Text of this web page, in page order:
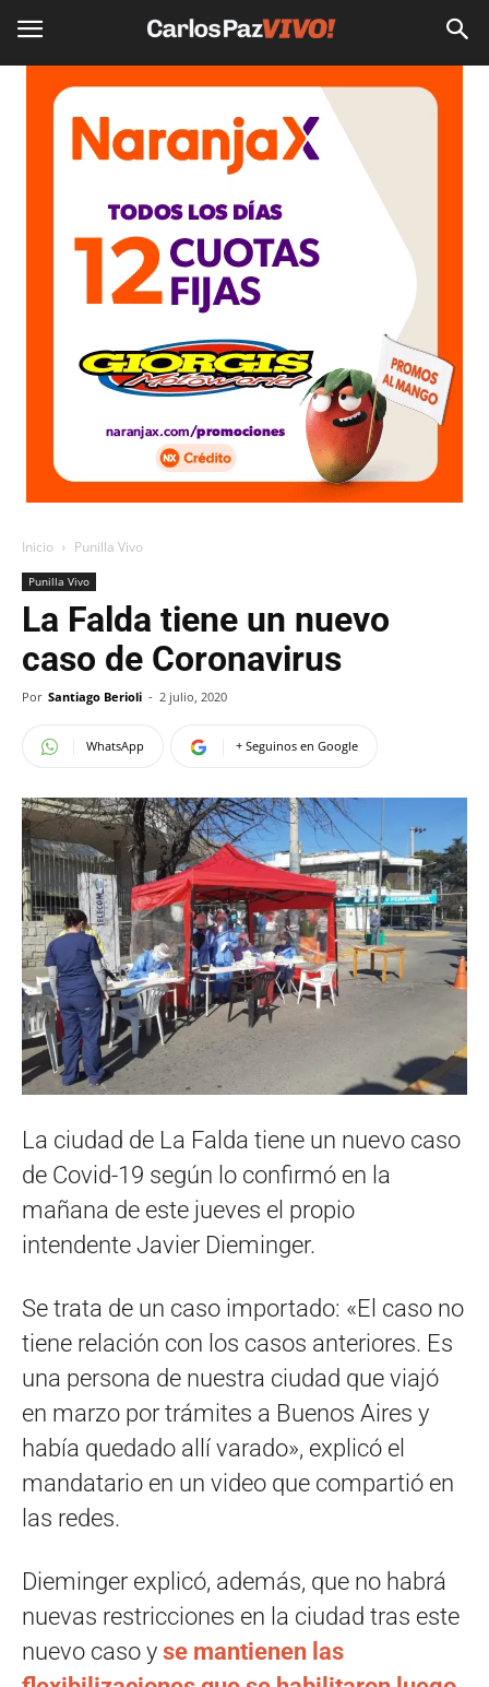
Inicio Punilla Vivo
Punilla Vivo
La Falda tiene un nuevo
caso de Coronavirus
Por Santiago Berioli - 2 julio, 2020
WhatsApp + Seguinos en Google
La ciudad de La Falda tiene un nuevo caso
de Covid-19 según lo confirmó en la
mañana de este jueves el propio
intendente Javier Dieminger.
Se trata de un caso importado: «El caso no
tiene relación con los casos anteriores. Es
una persona de nuestra ciudad que viajó
en marzo por trámites a Buenos Aires y
había quedado allí varado», explicó el
mandatario en un video que compartió en
las redes.
Dieminger explicó, además, que no habrá
nuevas restricciones en la ciudad tras este
nuevo caso y se mantienen las